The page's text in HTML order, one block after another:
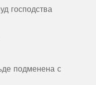
господства
подменена с